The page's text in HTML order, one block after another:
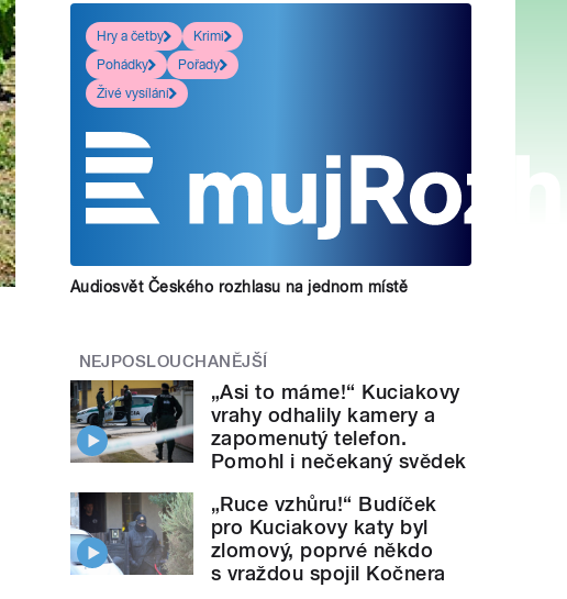
Hry a četby
Krimi
Pohádky
Pořady
Živé vysílání
Audiosvět Českého rozhlasu na jednom místě
NEJPOSLOUCHANĚJŠÍ
„Asi to máme!“ Kuciakovy
vrahy odhalily kamery a
zapomenutý telefon.
Pomohl i nečekaný svědek
„Ruce vzhůru!“ Budíček
pro Kuciakovy katy byl
zlomový, poprvé někdo
s vraždou spojil Kočnera